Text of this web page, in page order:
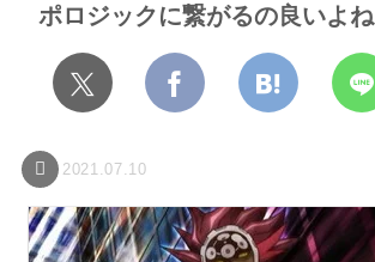
ポロジックに繋がるの良いよね
2021.07.10